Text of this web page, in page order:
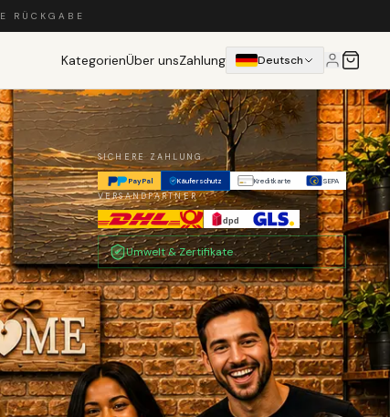
RÜCKGABE
KategorienÜber unsZahlung Deutsch
SICHERE ZAHLUNG
PayPal Käuferschutz Kreditkarte € SEPA
VERSANDPARTNER
Umwelt & Zertifikate